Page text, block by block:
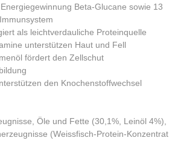
Beta-Glucane sowie 13
als leichtverdauliche Proteinquelle
unterstützen Haut und Fell
fördert den Zellschut
den Knochenstoffwechsel
Öle und Fette (30,1%, Leinöl 4%),
(Weissfisch-Protein-Konzentrat